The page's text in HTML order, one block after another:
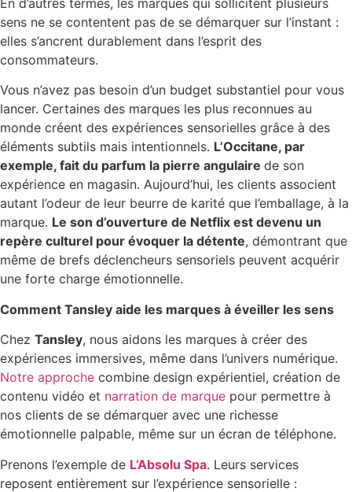
sens ne se contentent pas de se démarquer sur l’instant :
elles s’ancrent durablement dans l’esprit des
consommateurs.
Vous n’avez pas besoin d’un budget substantiel pour vous
lancer. Certaines des marques les plus reconnues au
monde créent des expériences sensorielles grâce à des
éléments subtils mais intentionnels. L’Occitane, par
exemple, fait du parfum la pierre angulaire de son
expérience en magasin. Aujourd’hui, les clients associent
autant l’odeur de leur beurre de karité que l’emballage, à la
marque. Le son d’ouverture de Netflix est devenu un
repère culturel pour évoquer la détente, démontrant que
même de brefs déclencheurs sensoriels peuvent acquérir
une forte charge émotionnelle.
Comment Tansley aide les marques à éveiller les sens
Chez Tansley, nous aidons les marques à créer des
expériences immersives, même dans l’univers numérique.
Notre approche combine design expérientiel, création de
contenu vidéo et narration de marque pour permettre à
nos clients de se démarquer avec une richesse
émotionnelle palpable, même sur un écran de téléphone.
Prenons l’exemple de L’Absolu Spa. Leurs services
reposent entièrement sur l’expérience sensorielle :